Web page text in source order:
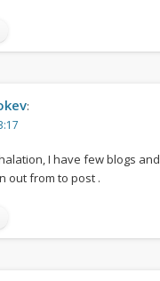
:
I have few blogs and
out from to post .